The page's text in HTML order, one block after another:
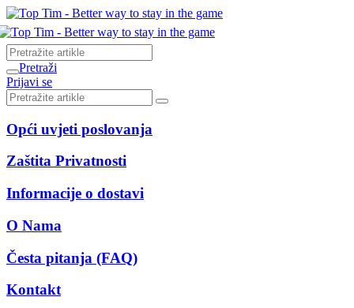
Pretraži
Prijavi se
Opći uvjeti poslovanja
Zaštita Privatnosti
Informacije o dostavi
O Nama
Česta pitanja (FAQ)
Kontakt